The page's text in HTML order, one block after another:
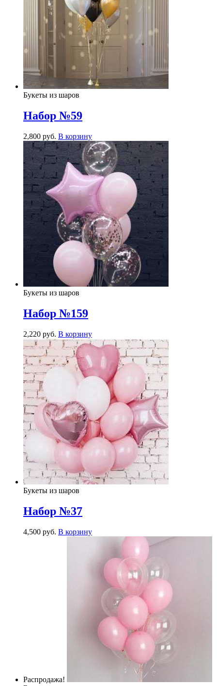
Букеты из шаров
Набор №59
2,800 руб. В корзину
Букеты из шаров
Набор №159
2,220 руб. В корзину
Букеты из шаров
Набор №37
4,500 руб. В корзину
Распродажа!